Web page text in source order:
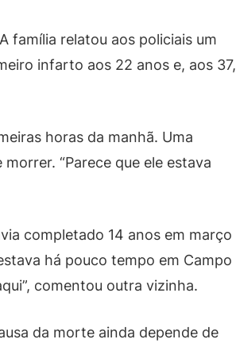
família relatou aos policiais um
infarto aos 22 anos e, aos 37,
horas da manhã. Uma
“Parece que ele estava
completado 14 anos em março
há pouco tempo em Campo
comentou outra vizinha.
da morte ainda depende de